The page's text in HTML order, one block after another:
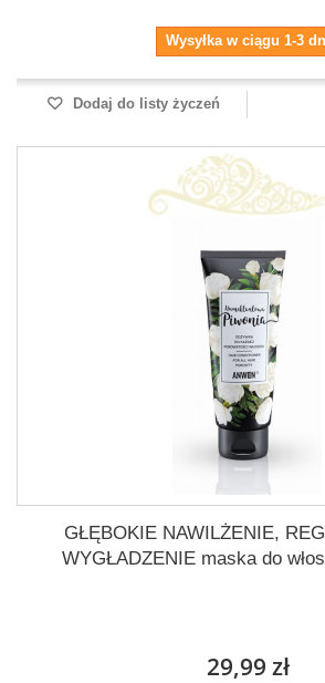
Wysyłka w ciągu 1-3
Dodaj do listy życzeń
GŁĘBOKIE NAWILŻENIE,
WYGŁADZENIE maska do
29,99 zł